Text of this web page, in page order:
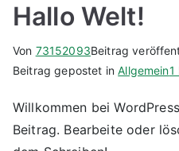
Hallo Welt!
Von 73152093Beitrag
Beitrag gepostet inAllgemein1
Willkommen bei
Beitrag. Bearbeite oder